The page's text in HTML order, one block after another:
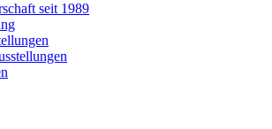
seit 1989